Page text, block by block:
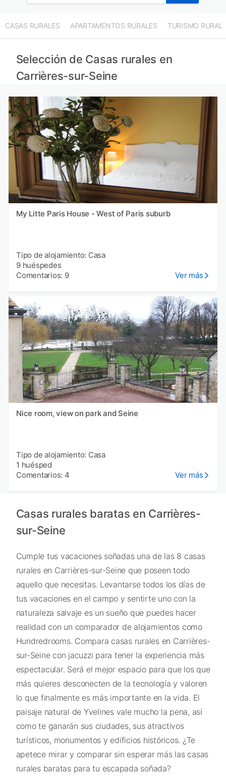
CASAS RURALES APARTAMENTOS RURALES TURISMO RURAL
Selección de Casas rurales en
Carrières-sur-Seine
My Litte Paris House - West of Paris suburb
Tipo de alojamiento: Casa
9 huéspedes
Comentarios: 9
Ver más
Nice room, view on park and Seine
Tipo de alojamiento: Casa
1 huésped
Comentarios: 4
Ver más
Casas rurales baratas en Carrières-
sur-Seine
Cumple tus vacaciones soñadas una de las 8 casas
rurales en Carrières-sur-Seine que poseen todo
aquello que necesitas. Levantarse todos los días de
tus vacaciones en el campo y sentirte uno con la
naturaleza salvaje es un sueño que puedes hacer
realidad con un comparador de alojamientos como
Hundredrooms. Compara casas rurales en Carrières-
sur-Seine con jacuzzi para tener la experiencia más
espectacular. Será el mejor espacio para que los que
más quieres desconecten de la tecnología y valoren
lo que finalmente es más importante en la vida. El
paisaje natural de Yvelines vale mucho la pena, así
como te ganarán sus ciudades, sus atractivos
turísticos, monumentos y edificios históricos. ¿Te
apetece mirar y comparar sin esperar más las casas
rurales baratas para tu escapada soñada?